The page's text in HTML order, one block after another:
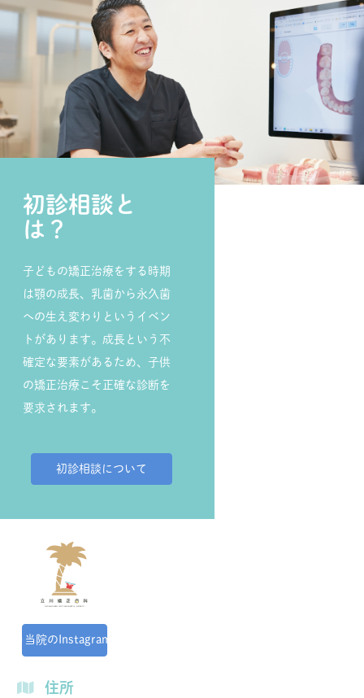
初診相談と
は？
子どもの矯正治療をする時期
は顎の成長、乳歯から永久歯
への生え変わりというイベン
トがあります。成長という不
確定な要素があるため、子供
の矯正治療こそ正確な診断を
要求されます。
初診相談について
当院のInstagram
住所